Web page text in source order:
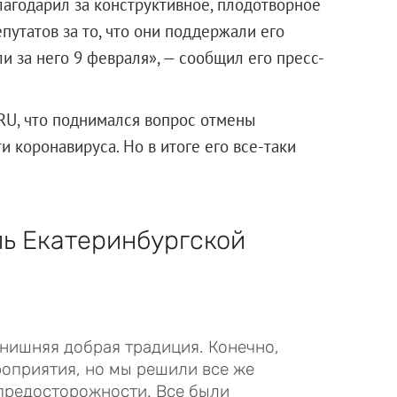
за то, что они поддержали его
за него 9 февраля», — сообщил его пресс-
что поднимался вопрос отмены
коронавируса. Но в итоге его все-таки
Екатеринбургской
добрая традиция. Конечно,
но мы решили все же
Все были